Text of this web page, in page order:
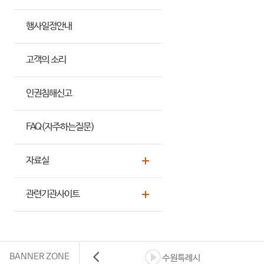
행사일정안내
고객의 소리
인권침해신고
FAQ(자주하는질문)
자료실
관련기관사이트
BANNER ZONE 수원특례시